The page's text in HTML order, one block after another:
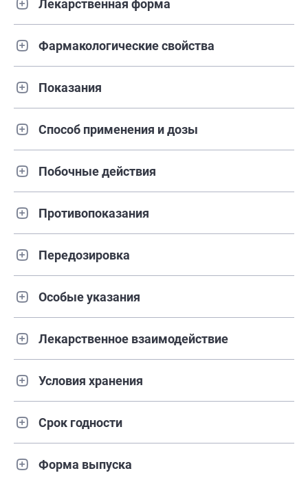
Лекарственная форма
Фармакологические свойства
Показания
Способ применения и дозы
Побочные действия
Противопоказания
Передозировка
Особые указания
Лекарственное взаимодействие
Условия хранения
Срок годности
Форма выпуска